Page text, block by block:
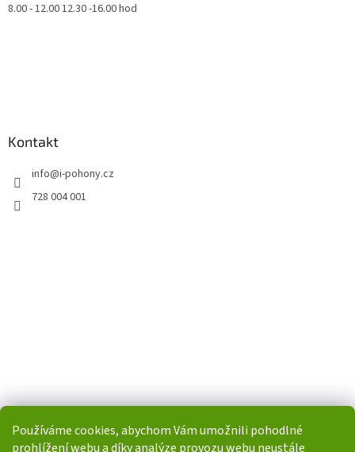
Používáme cookies, abychom Vám umožnili pohodlné
prohlížení webu a díky analýze provozu webu neustále
8.00 - 12.00 12.30 -16.00 hod
Kontakt
info@i-pohony.cz
728 004 001